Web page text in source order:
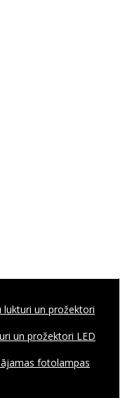
lukturi un prožektori
un prožektori LED
fotolampas